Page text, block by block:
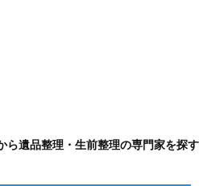
ら遺品整理・生前整理の専門家を探す